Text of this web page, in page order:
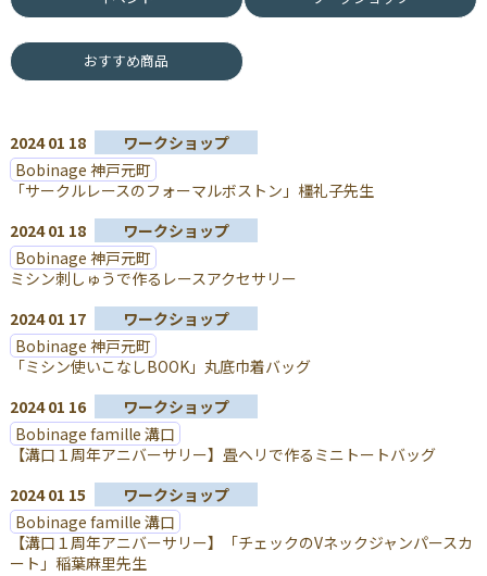
おすすめ商品
2024 01 18
ワークショップ
Bobinage 神戸元町
「サークルレースのフォーマルボストン」橿礼子先生
2024 01 18
ワークショップ
Bobinage 神戸元町
ミシン刺しゅうで作るレースアクセサリー
2024 01 17
ワークショップ
Bobinage 神戸元町
「ミシン使いこなしBOOK」丸底巾着バッグ
2024 01 16
ワークショップ
Bobinage famille 溝口
【溝口１周年アニバーサリー】畳ヘリで作るミニトートバッグ
2024 01 15
ワークショップ
Bobinage famille 溝口
【溝口１周年アニバーサリー】「チェックのVネックジャンパースカ
ート」稲葉麻里先生